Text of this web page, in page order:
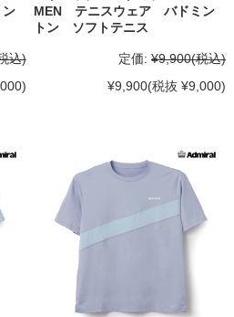
込)
MEN テニスウェア バドミン
トン ソフトテニス
定価: ¥9,900(税込)
¥9,900(税抜 ¥9,000)